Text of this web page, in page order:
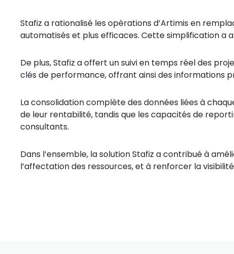
Stafiz a rationalisé les opérations d’Artimis en
automatisés et plus efficaces. Cette simplification a
De plus, Stafiz a offert un suivi en temps réel des
clés de performance, offrant ainsi des informations
La consolidation complète des données liées à
de leur rentabilité, tandis que les capacités de
consultants.
Dans l’ensemble, la solution Stafiz a contribué à
l’affectation des ressources, et à renforcer la